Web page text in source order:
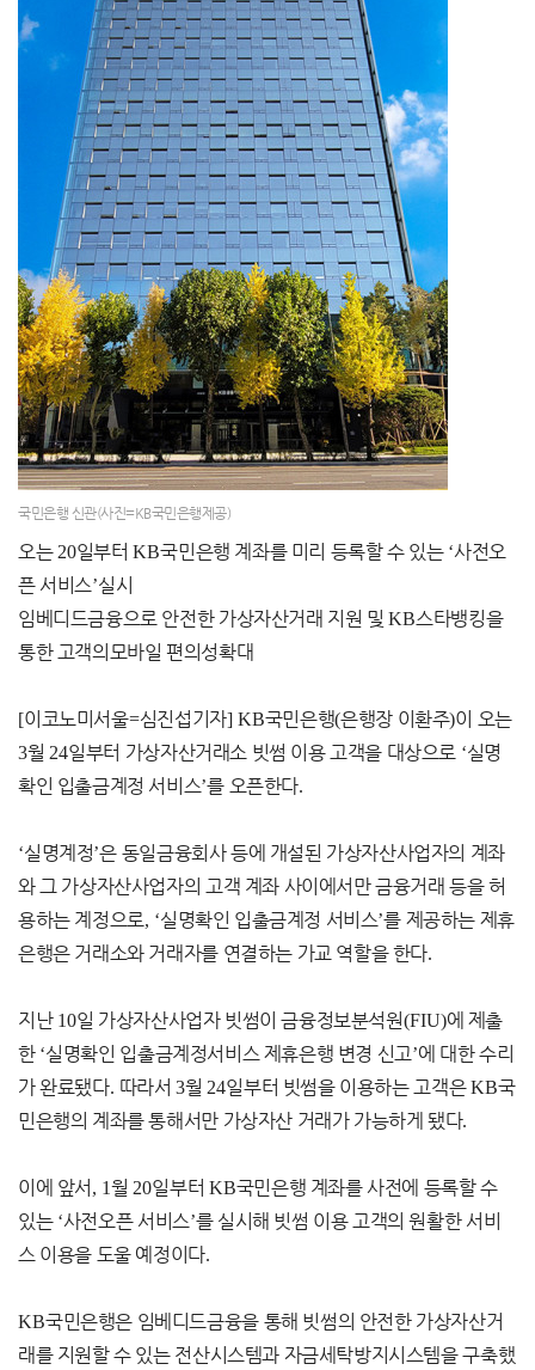
국민은행 신관(사진=KB국민은행제공)
오는 20일부터KB국민은행 계좌를 미리 등록할 수 있는 ‘사전오
픈 서비스’실시
임베디드금융으로 안전한 가상자산거래 지원 및KB스타뱅킹을
통한 고객의모바일 편의성확대
[이코노미서울=심진섭기자] KB국민은행(은행장 이환주)이 오는
3월24일부터 가상자산거래소 빗썸 이용 고객을 대상으로 ‘실명
확인 입출금계정 서비스’를 오픈한다.
‘실명계정’은 동일금융회사 등에 개설된 가상자산사업자의 계좌
와 그 가상자산사업자의 고객 계좌 사이에서만 금융거래 등을 허
용하는 계정으로, ‘실명확인 입출금계정 서비스’를 제공하는 제휴
은행은 거래소와 거래자를 연결하는 가교 역할을 한다.
지난 10일 가상자산사업자 빗썸이 금융정보분석원(FIU)에 제출
한 ‘실명확인 입출금계정서비스 제휴은행 변경 신고’에 대한 수리
가 완료됐다. 따라서3월24일부터 빗썸을 이용하는 고객은KB국
민은행의 계좌를 통해서만 가상자산 거래가 가능하게 됐다.
이에 앞서 , 1월20일부터 KB국민은행 계좌를 사전에 등록할 수
있는 ‘사전오픈 서비스’를 실시해 빗썸 이용 고객의 원활한 서비
스 이용을 도울 예정이다.
KB국민은행은 임베디드금융을 통해 빗썸의 안전한 가상자산거
래를 지원할 수 있는 전산시스템과 자금세탁방지시스템을 구축했